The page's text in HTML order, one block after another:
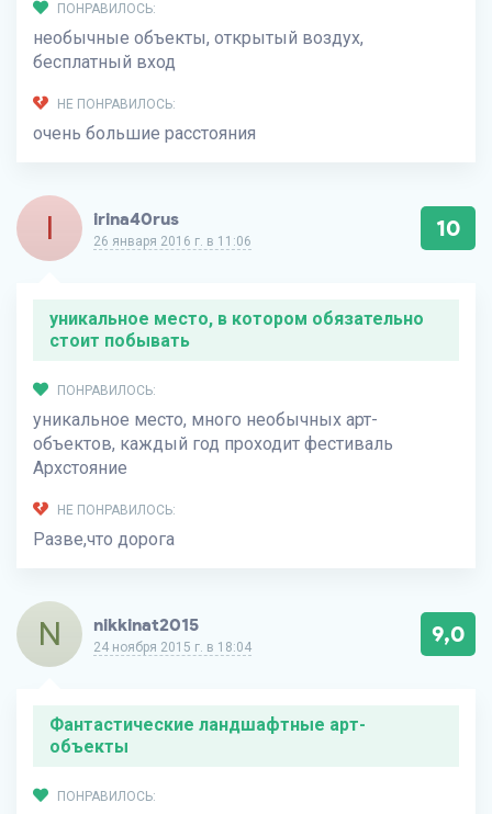
ПОНРАВИЛОСЬ:
необычные объекты, открытый воздух,
бесплатный вход
НЕ ПОНРАВИЛОСЬ:
очень большие расстояния
I irina40rus
26 января 2016 г. в 11:06 10
уникальное место, в котором обязательно
стоит побывать
ПОНРАВИЛОСЬ:
уникальное место, много необычных арт-
объектов, каждый год проходит фестиваль
Архстояние
НЕ ПОНРАВИЛОСЬ:
Разве,что дорога
N nikkinat2015
24 ноября 2015 г. в 18:04 9,0
Фантастические ландшафтные арт-
объекты
ПОНРАВИЛОСЬ: